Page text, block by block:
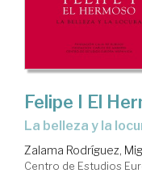
Felipe I El
la belleza y la
Zalama Rodríguez,
Centro de Estudios